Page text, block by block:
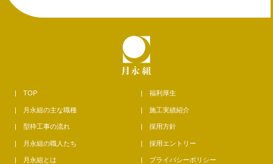
TOP
月永組の主な職種
型枠工事の流れ
月永組の職人たち
月永組とは
福利厚生
施工実績紹介
採用方針
採用エントリー
プライバシーポリシー